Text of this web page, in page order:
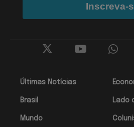
Últimas Notícias
Brasil
Mundo
Lado
Inscreva-